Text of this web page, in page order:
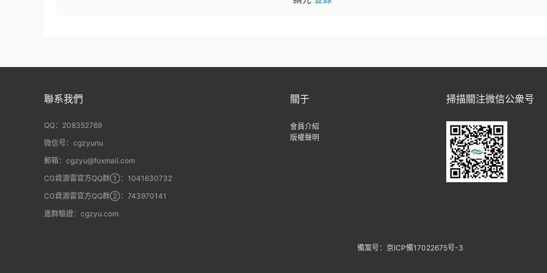
聯系我們
QQ：208352769
微信号：cgzyunu
郵箱：cgzyu@foxmail.com
CG資源雲官方QQ群①：1041630732
CG資源雲官方QQ群②：743970141
進群驗證：cgzyu.com
關于
會員介紹
版權聲明
掃描關注微信公衆号
備案号：京ICP備17022675号-3